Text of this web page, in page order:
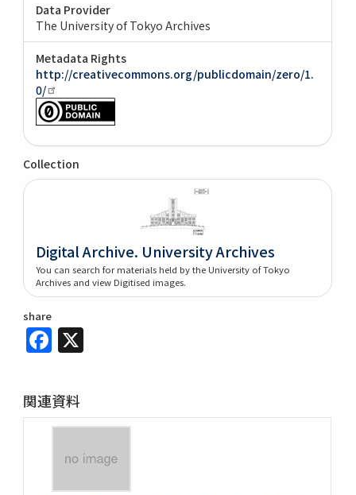
Data Provider
The University of Tokyo Archives
Metadata Rights
http://creativecommons.org/publicdomain/zero/1.
0/
Collection
Digital Archive. University Archives
You can search for materials held by the University of Tokyo
Archives and view Digitised images.
share
Facebook
関連資料